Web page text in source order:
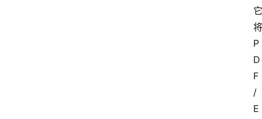
它
将
P
D
F
/
E